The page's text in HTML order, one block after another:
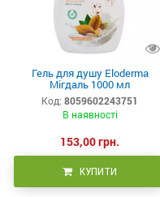
Гель для душу Eloderma
Мігдаль 1000 мл
Код: 8059602243751
В наявності
153,00 грн.
КУПИТИ